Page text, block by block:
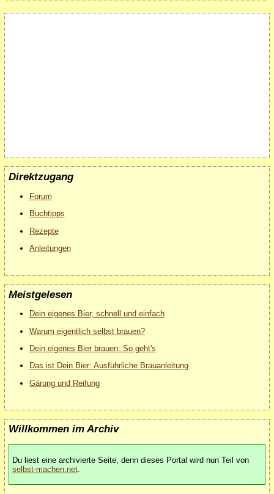
Direktzugang
Forum
Buchtipps
Rezepte
Anleitungen
Meistgelesen
Dein eigenes Bier, schnell und einfach
Warum eigentlich selbst brauen?
Dein eigenes Bier brauen: So geht's
Das ist Dein Bier: Ausführliche Brauanleitung
Gärung und Reifung
Willkommen im Archiv
Du liest eine archivierte Seite, denn dieses Portal wird nun Teil von
selbst-machen.net.